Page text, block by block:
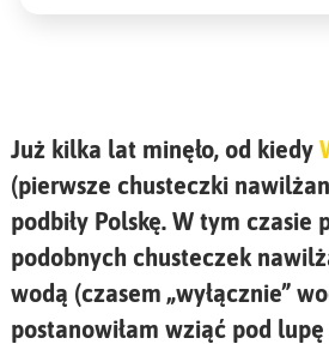
Już kilka lat minęło, od kiedy
(pierwsze chusteczki
podbiły Polskę. W tym czasie
podobnych chusteczek
wodą (czasem „wyłącznie”
postanowiłam wziąć pod